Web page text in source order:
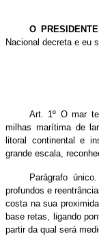
O
Nacional decreta e eu
Art. 1º O mar
milhas marítima de
litoral continental e
grande escala,
Parágrafo
profundos e
costa na sua
base retas, ligando
partir da qual será